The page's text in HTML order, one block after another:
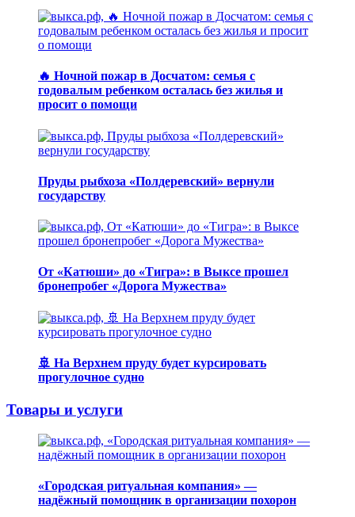
🔥 Ночной пожар в Досчатом: семья с
годовалым ребенком осталась без жилья и
просит о помощи
Пруды рыбхоза «Полдеревский» вернули
государству
От «Катюши» до «Тигра»: в Выксе прошел
бронепробег «Дорога Мужества»
🚢 На Верхнем пруду будет курсировать
прогулочное судно
Товары и услуги
«Городская ритуальная компания» —
надёжный помощник в организации похорон